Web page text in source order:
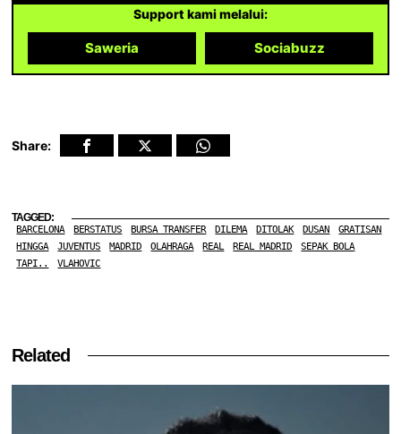
Support kami melalui:
Saweria Sociabuzz
Share:
TAGGED:
BARCELONA BERSTATUS BURSA TRANSFER DILEMA DITOLAK DUSAN
GRATISAN
HINGGA
JUVENTUS MADRID OLAHRAGA REAL REAL MADRID
SEPAK BOLA
TAPI..
VLAHOVIC
Related